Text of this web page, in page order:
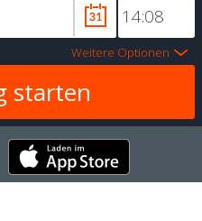
Weitere Optionen